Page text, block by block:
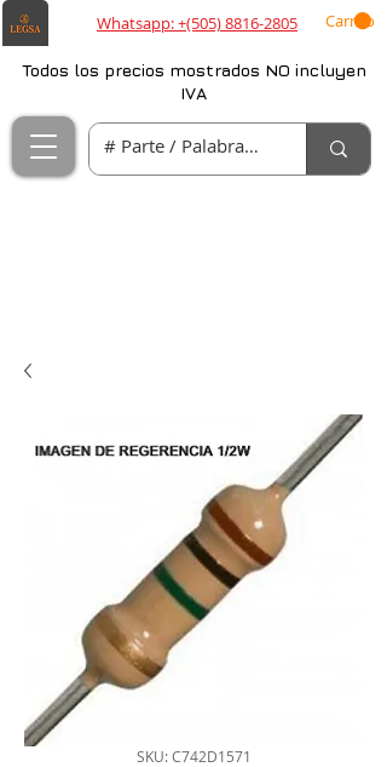
Whatsapp: +(505) 8816-2805 Carrito
Todos los precios mostrados NO incluyen
IVA
SKU: C742D1571